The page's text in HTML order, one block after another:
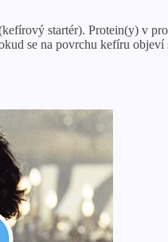
startér). Protein(y) v
se na povrchu kefíru objeví